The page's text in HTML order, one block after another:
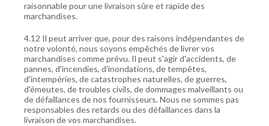
raisonnable pour une livraison sûre et rapide des
marchandises.
4.12 Il peut arriver que, pour des raisons indépendantes de
notre volonté, nous soyons empêchés de livrer vos
marchandises comme prévu. Il peut s'agir d'accidents, de
pannes, d'incendies, d'inondations, de tempêtes,
d'intempéries, de catastrophes naturelles, de guerres,
d'émeutes, de troubles civils, de dommages malveillants ou
de défaillances de nos fournisseurs. Nous ne sommes pas
responsables des retards ou des défaillances dans la
livraison de vos marchandises.